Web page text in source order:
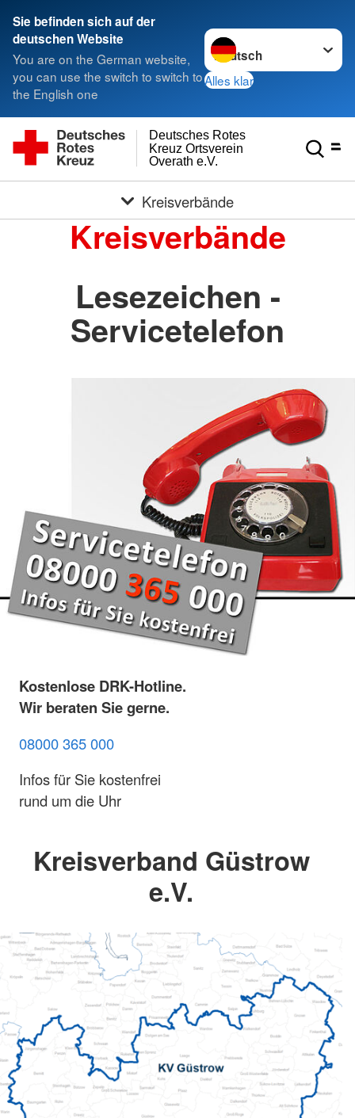
Sie befinden sich auf der
deutschen Website
You are on the German website,
you can use the switch to switch to
the English one
Sprache wechseln zu
Alles klar
Overath e.V.
Kreuz Ortsverein
Deutsches Rotes
Kreisverbände
Kreisverbände
Lesezeichen -
Servicetelefon
Kostenlose DRK-Hotline.
Wir beraten Sie gerne.
08000 365 000
Infos für Sie kostenfrei
rund um die Uhr
Kreisverband Güstrow
e.V.